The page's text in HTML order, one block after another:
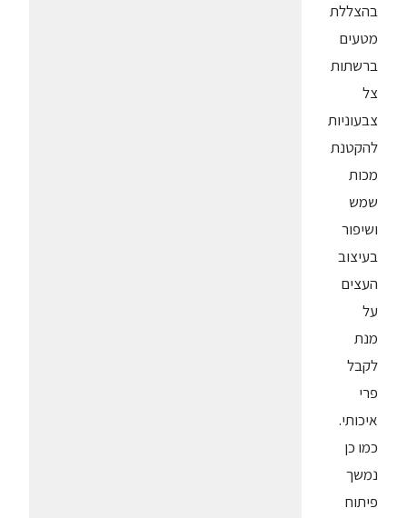
בהצללת
מטעים
ברשתות
צל
צבעוניות
להקטנת
מכות
שמש
ושיפור
בעיצוב
העצים
על
מנת
לקבל
פרי
איכותי.
כמו כן
נמשך
פיתוח